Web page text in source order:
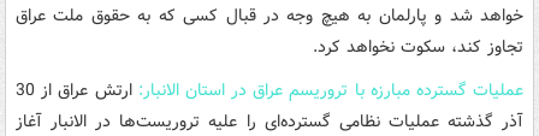
خواهد شد و پارلمان به هیچ وجه در قبال کسی که به حقوق ملت عراق
تجاوز کند، سکوت نخواهد کرد.
عملیات گسترده مبارزه با تروریسم عراق در استان الانبار:
ارتش عراق از 30
آذر گذشته عملیات نظامی گسترده‌ای را علیه تروریست‌ها در الانبار آغاز